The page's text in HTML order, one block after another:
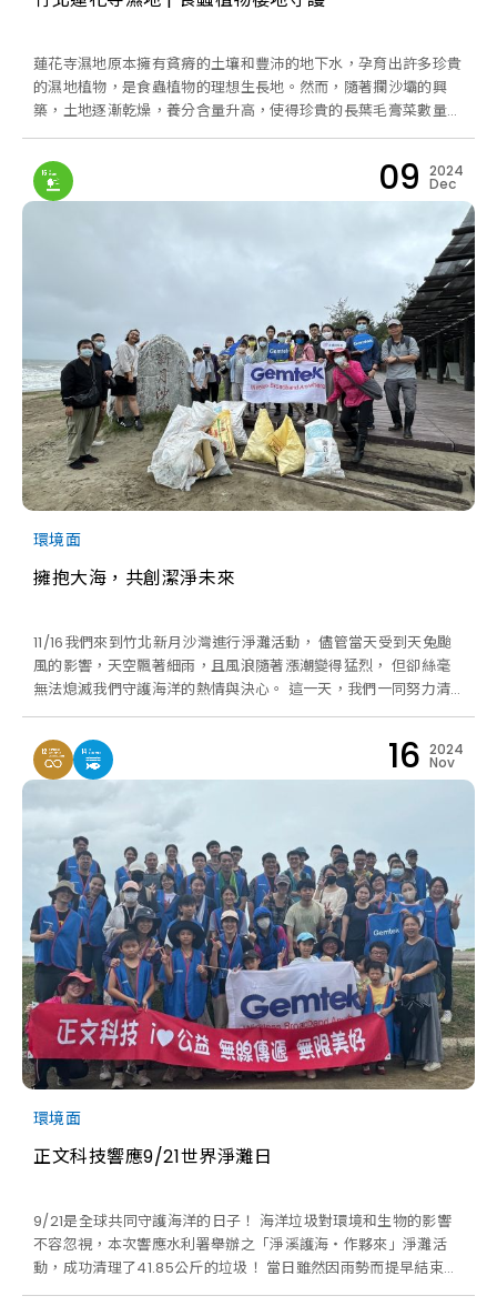
蓮花寺濕地原本擁有貧瘠的土壤和豐沛的地下水，孕育出許多珍貴
的濕地植物，是食蟲植物的理想生長地。然而，隨著攔沙壩的興
築，土地逐漸乾燥，養分含量升高，使得珍貴的長葉毛膏菜數量銳
減。如今，蓮花寺濕地成為台灣本島唯一的野外生育地，如果它們
在這裡消失，這個物種恐將在台灣野外滅絕。
09 2024
Dec
環境面
擁抱大海，共創潔淨未來
11/16我們來到竹北新月沙灣進行淨灘活動， 儘管當天受到天兔颱
風的影響，天空飄著細雨，且風浪隨著漲潮變得猛烈， 但卻絲毫
無法熄滅我們守護海洋的熱情與決心。 這一天，我們一同努力清
理出 29.4 公斤的垃圾！ 雖然數量不算多，但我們相信每一份努力
都是改變的力量。 很開心能和同仁們一起攜手行動，由衷感謝每
位同仁的積極參與和不懈努力！ 未來我們將繼續攜手 守護這片蔚
藍，讓更多人感受到無塑海岸的美好。
16 2024
Nov
環境面
正文科技響應9/21世界淨灘日
9/21是全球共同守護海洋的日子！ 海洋垃圾對環境和生物的影響
不容忽視，本次響應水利署舉辦之「淨溪護海‧作夥來」淨灘活
動，成功清理了41.85公斤的垃圾！ 當日雖然因雨勢而提早結束，
但透過本次活動，大家對海洋環境的保護有了更深刻的意識。 每